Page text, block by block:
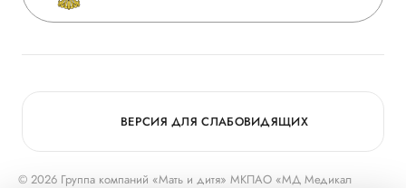
Вакансии
Медицинский туризм
Статьи
© 2026 Группа компаний «Мать и дитя» МКПАО «МД Медикал
ВЕРСИЯ ДЛЯ СЛАБОВИДЯЩИХ